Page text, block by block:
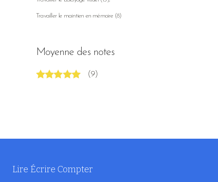
Travailler le maintien en mémoire(8)
Moyenne des notes
(9)
Lire Écrire Compter